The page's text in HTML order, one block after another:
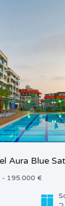
Aura Blue
- 195.000 €